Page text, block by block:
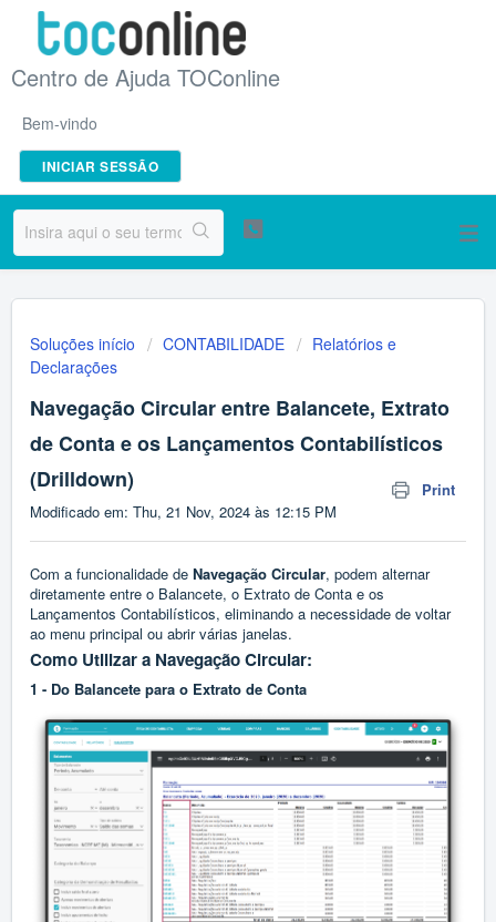
Centro de Ajuda TOConline
Bem-vindo
INICIAR SESSÃO
Soluções início CONTABILIDADE
Relatórios e
Declarações
Navegação Circular entre Balancete, Extrato
de Conta e os Lançamentos Contabilísticos
(Drilldown)
Print
Modificado em: Thu, 21 Nov, 2024 às 12:15 PM
Com a funcionalidade de Navegação Circular, podem alternar
diretamente entre o Balancete, o Extrato de Conta e os
Lançamentos Contabilísticos, eliminando a necessidade de voltar
ao menu principal ou abrir várias janelas.
Como Utilizar a Navegação Circular:
1 - Do Balancete para o Extrato de Conta